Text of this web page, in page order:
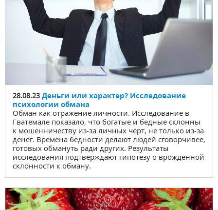
28.08.23 Деньги или характер? Исследование
психологии обмана
Обман как отражение личности. Исследование в
Гватемале показало, что богатые и бедные склонны
к мошенничеству из-за личных черт, не только из-за
денег. Времена бедности делают людей сговорчивее,
готовых обмануть ради других. Результаты
исследования подтверждают гипотезу о врожденной
склонности к обману.